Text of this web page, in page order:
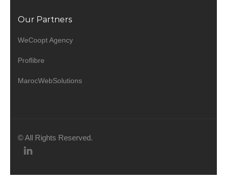
Our Partners
WeCoopt Agency
Proflibre
MarocWebSolutions
© All Rights Reserved.